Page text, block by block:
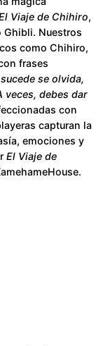
Viaje de Chihiro,
Ghibli. Nuestros
como Chihiro,
frases
se olvida,
veces, debes dar
con
capturan la
emociones y
El Viaje de